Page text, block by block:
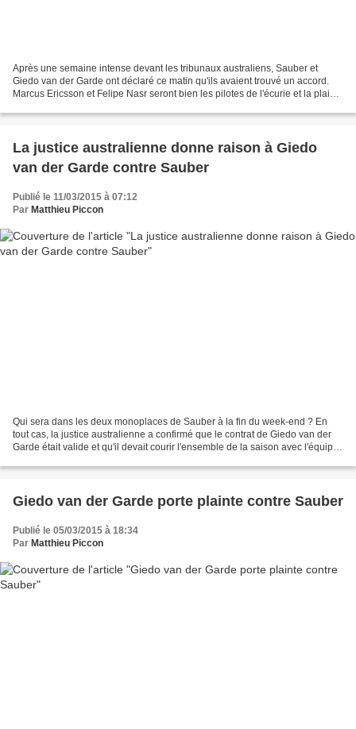
Après une semaine intense devant les tribunaux australiens, Sauber et
Giedo van der Garde ont déclaré ce matin qu'ils avaient trouvé un accord.
Marcus Ericsson et Felipe Nasr seront bien les pilotes de l'écurie et la plainte
La justice australienne donne raison à Giedo
van der Garde contre Sauber
Publié le 11/03/2015 à 07:12
Par Matthieu Piccon
Qui sera dans les deux monoplaces de Sauber à la fin du week-end ? En
tout cas, la justice australienne a confirmé que le contrat de Giedo van der
Garde était valide et qu'il devait courir l'ensemble de la saison avec l'équipe
Giedo van der Garde porte plainte contre Sauber
Publié le 05/03/2015 à 18:34
Par Matthieu Piccon